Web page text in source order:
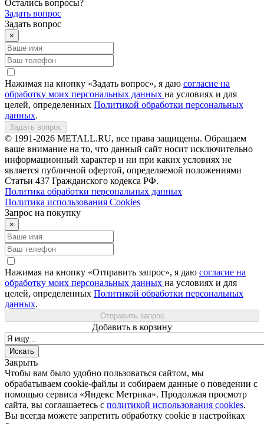
Остались вопросы?
Задать вопрос
Задать вопрос
×
Нажимая на кнопку «Задать вопрос», я даю согласие на
обработку моих персональных данных на условиях и для
целей, определенных Политикой обработки персональных
данных.
Задать вопрос
© 1991-2026 METALL.RU, все права защищены. Обращаем
ваше внимание на то, что данный сайт носит исключительно
информационный характер и ни при каких условиях не
является публичной офертой, определяемой положениями
Статьи 437 Гражданского кодекса РФ.
Политика обработки персональных данных
Политика использования Сookies
Запрос на покупку
×
Нажимая на кнопку «Отправить запрос», я даю согласие на
обработку моих персональных данных на условиях и для
целей, определенных Политикой обработки персональных
данных.
Отправить запрос
Добавить в корзину
Закрыть
Чтобы вам было удобно пользоваться сайтом, мы
обрабатываем cookie-файлы и собираем данные о поведении с
помощью сервиса «Яндекс Метрика». Продолжая просмотр
сайта, вы соглашаетесь с политикой использования cookies.
Вы всегда можете запретить обработку cookie в настройках